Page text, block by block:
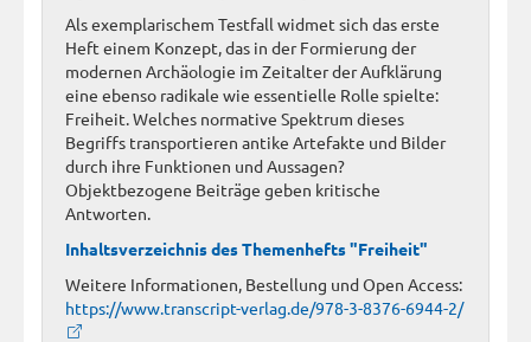
Als exemplarischem Testfall widmet sich das erste
Heft einem Konzept, das in der Formierung der
modernen Archäologie im Zeitalter der Aufklärung
eine ebenso radikale wie essentielle Rolle spielte:
Freiheit. Welches normative Spektrum dieses
Begriffs transportieren antike Artefakte und Bilder
durch ihre Funktionen und Aussagen?
Objektbezogene Beiträge geben kritische
Antworten.
Inhaltsverzeichnis des Themenhefts "Freiheit"
Weitere Informationen, Bestellung und Open Access:
https://www.transcript-verlag.de/978-3-8376-6944-2/